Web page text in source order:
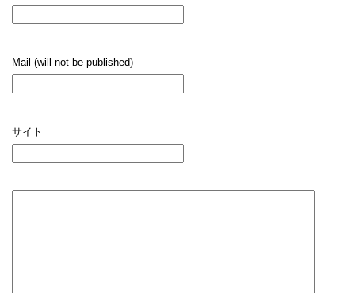
Mail (will not be published)
サイト